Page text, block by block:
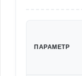
ПАРАМЕТР